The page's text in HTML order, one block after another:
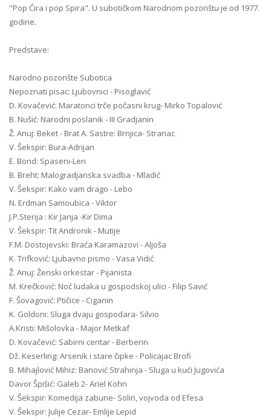
"Pop Ćira i pop Spira". U subotičkom Narodnom pozorištu je od 1977.
godine.
Predstave:
Narodno pozorište Subotica
Nepoznati pisac: Ljubovnici - Pisoglavić
D. Kovačević: Maratonci trče počasni krug- Mirko Topalović
B. Nušić: Narodni poslanik - III Gradjanin
Ž. Anuj: Beket - Brat A. Sastre: Brnjica- Stranac
V. Šekspir: Bura-Adrijan
E. Bond: Spaseni-Len
B. Breht: Malogradjanska svadba - Mladić
V. Šekspir: Kako vam drago - Lebo
N. Erdman Samoubica - Viktor
J.P.Sterija : Kir Janja -Kir Dima
V. Šekspir: Tit Andronik - Mutije
F.M. Dostojevski: Braća Karamazovi - Aljoša
K. Trifković: Ljubavno pismo - Vasa Vidić
Ž. Anuj: Ženski orkestar - Pijanista
M. Krečković: Noć ludaka u gospodskoj ulici - Filip Savić
F. Šovagović: Ptičice - Ciganin
K. Goldoni: Sluga dvaju gospodara- Silvio
A.Kristi: Mišolovka - Major Metkaf
D. Kovačević: Sabirni centar - Berberin
Dž. Keserling: Arsenik i stare čipke - Policajac Brofi
B. Mihajlović Mihiz: Banović Strahinja - Sluga u kući Jugovića
Davor Špišić: Galeb 2- Ariel Kohn
V. Šekspir: Komedija zabune- Solin, vojvoda od Efesa
V. Šekspir: Julije Cezar- Emlije Lepid